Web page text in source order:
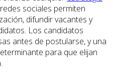
sociales permiten
difundir vacantes y
Los candidatos
antes de postularse, y una
para que elijan